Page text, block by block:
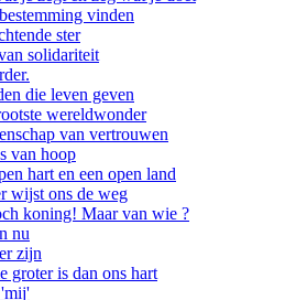
vinden
ster
solidariteit
die leven geven
wereldwonder
van vertrouwen
van hoop
hart en een open land
wijst ons de weg
koning! Maar van wie ?
nu
zijn
groter is dan ons hart